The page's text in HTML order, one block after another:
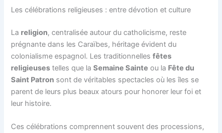
Les célébrations religieuses : entre dévotion et culture
La religion, centralisée autour du catholicisme, reste
prégnante dans les Caraïbes, héritage évident du
colonialisme espagnol. Les traditionnellesfêtes
religieuses telles que laSemaine Sainte ou la Fête du
Saint Patron sont de véritables spectacles où les îles se
parent de leurs plus beaux atours pour honorer leur foi et
leur histoire.
Ces célébrations comprennent souvent des processions,